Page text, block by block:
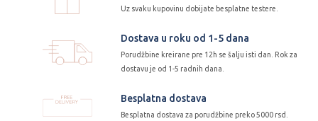
Uz svaku kupovinu dobijate besplatne testere.
Dostava u roku od 1-5 dana
Porudžbine kreirane pre 12h se šalju isti dan. Rok za
dostavu je od 1-5 radnih dana.
Besplatna dostava
Besplatna dostava za porudžbine preko 5000 rsd.